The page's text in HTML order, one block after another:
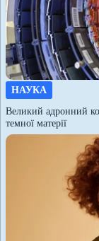
НАУКА
Великий адронний
темної матерії